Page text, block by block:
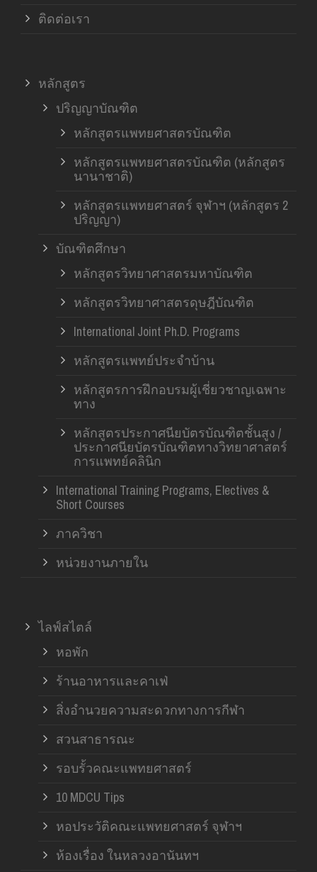
ติดต่อเรา
หลักสูตร
ปริญญาบัณฑิต
หลักสูตรแพทยศาสตรบัณฑิต
หลักสูตรแพทยศาสตรบัณฑิต (หลักสูตร
นานาชาติ)
หลักสูตรแพทยศาสตร์ จุฬาฯ (หลักสูตร 2
ปริญญา)
บัณฑิตศึกษา
หลักสูตรวิทยาศาสตรมหาบัณฑิต
หลักสูตรวิทยาศาสตรดุษฎีบัณฑิต
International Joint Ph.D. Programs
หลักสูตรแพทย์ประจำบ้าน
หลักสูตรการฝึกอบรมผู้เชี่ยวชาญเฉพาะ
ทาง
หลักสูตรประกาศนียบัตรบัณฑิตชั้นสูง /
ประกาศนียบัตรบัณฑิตทางวิทยาศาสตร์
การแพทย์คลินิก
International Training Programs, Electives &
Short Courses
ภาควิชา
หน่วยงานภายใน
ไลฟ์สไตล์
หอพัก
ร้านอาหารและคาเฟ่
สิ่งอำนวยความสะดวกทางการกีฬา
สวนสาธารณะ
รอบรั้วคณะแพทยศาสตร์
10 MDCU Tips
หอประวัติคณะแพทยศาสตร์ จุฬาฯ
ห้องเรื่อง ในหลวงอานันทฯ